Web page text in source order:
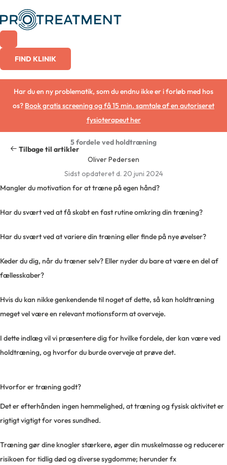
til
indholdet
FIND KLINIK
Har du en ny problematik, som du endnu ikke er i forløb med hos
os? Book gratis screening og få 15 min. samtale af en autoriseret
fysioterapeut her
Tilbage til artikler
5 fordele ved holdtræning
Oliver Pedersen
Sidst opdateret d. 20 juni 2024
Mangler du motivation for at træne på egen hånd?
Har du svært ved at få skabt en fast rutine omkring din træning?
Har du svært ved at variere din træning eller finde på nye øvelser?
Keder du dig, når du træner selv? Eller nyder du bare at være en del af
fællesskaber?
Hvis du kan nikke genkendende til noget af dette, så kan holdtræning
meget vel være en relevant motionsform at overveje.
I dette indlæg vil vi præsentere dig for hvilke fordele, der kan være ved
holdtræning, og hvorfor du burde overveje at prøve det.
Hvorfor er træning godt?
Det er efterhånden ingen hemmelighed, at træning og fysisk aktivitet er
rigtigt vigtigt for vores sundhed.
Træning gør dine knogler stærkere, øger din muskelmasse og reducerer
risikoen for tidlig død og diverse sygdomme; herunder fx